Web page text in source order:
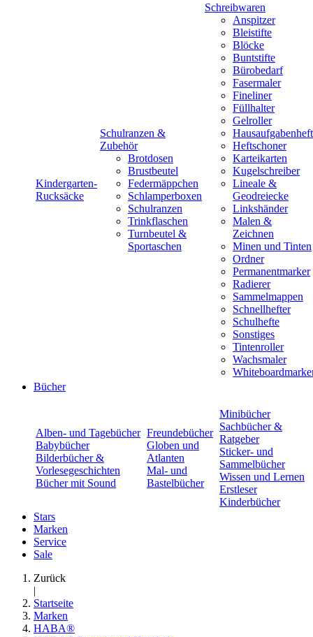
Kindergarten-
Rucksäcke
Schulranzen &
Zubehör
Brotdosen
Brustbeutel
Federmäppchen
Schlamperboxen
Schulranzen
Trinkflaschen
Turnbeutel &
Sportaschen
Schreibwaren
Anspitzer
Bleistifte
Blöcke
Buntstifte
Bürobedarf
Fasermaler
Fineliner
Füllhalter
Gelroller
Hausaufgabenheft
Heftschoner
Karteikarten
Kugelschreiber
Lineale &
Geodreiecke
Linkshänder
Malen &
Zeichnen
Minen und Tinten
Ordner
Permanentmarker
Radierer
Sammelmappen
Schnellhefter
Schulhefte
Sonstiges
Tintenroller
Wachsmaler
Bücher
Alben- und Tagebücher
Babybücher
Bilderbücher &
Vorlesegeschichten
Bücher mit Sound
Freundebücher
Globen und
Atlanten
Mal- und
Bastelbücher
Minibücher
Sachbücher &
Ratgeber
Sticker- und
Sammelbücher
Wissen und Lernen
Erstleser
Kinderbücher
Stars
Marken
Service
Sale
Zurück
|
Startseite
Marken
HABA®